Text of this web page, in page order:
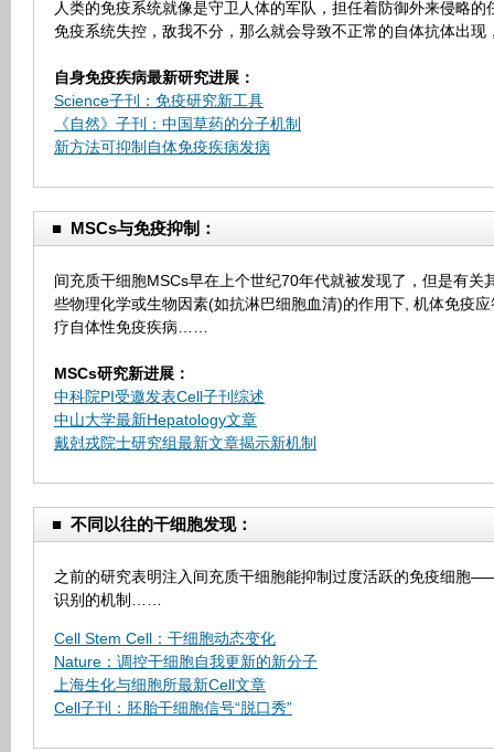
人类的免疫系统就像是守卫人体的军队，担任着防御外来侵略
免疫系统失控，敌我不分，那么就会导致不正常的自体抗体出
自身免疫疾病最新研究进展：
Science子刊：免疫研究新工具
《自然》子刊：中国草药的分子机制
新方法可抑制自体免疫疾病发病
■MSCs与免疫抑制 ：
间充质干细胞MSCs早在上个世纪70年代就被发现了，但是有
些物理化学或生物因素(如抗淋巴细胞血清)的作用下, 机体免疫
疗自体性免疫疾病……
MSCs研究新进展：
中科院PI受邀发表Cell子刊综述
中山大学最新Hepatology文章
戴尅戎院士研究组最新文章揭示新机制
■不同以往的干细胞发现：
之前的研究表明注入间充质干细胞能抑制过度活跃的免疫细胞
识别的机制……
Cell Stem Cell：干细胞动态变化
Nature：调控干细胞自我更新的新分子
上海生化与细胞所最新Cell文章
Cell子刊：胚胎干细胞信号“脱口秀”